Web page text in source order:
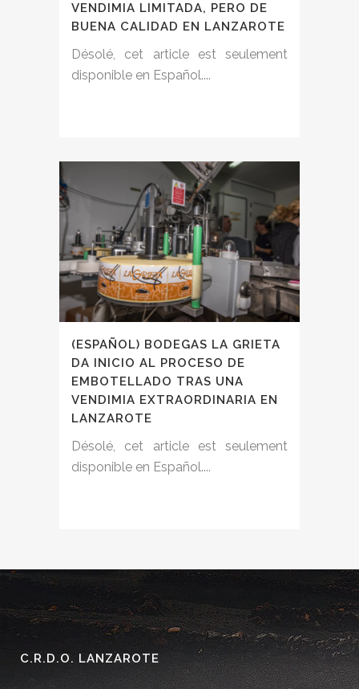
VENDIMIA LIMITADA, PERO DE
BUENA CALIDAD EN LANZAROTE
Désolé, cet article est seulement
disponible en Español....
(ESPAÑOL) BODEGAS LA GRIETA
DA INICIO AL PROCESO DE
EMBOTELLADO TRAS UNA
VENDIMIA EXTRAORDINARIA EN
LANZAROTE
Désolé, cet article est seulement
disponible en Español....
C.R.D.O. LANZAROTE